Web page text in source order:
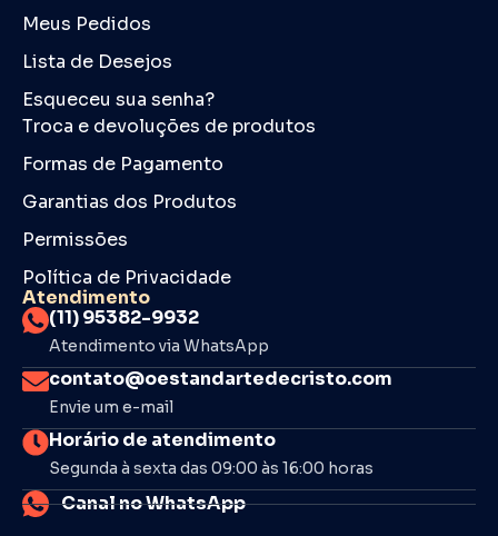
Meus Pedidos
Lista de Desejos
Esqueceu sua senha?
Troca e devoluções de produtos
Formas de Pagamento
Garantias dos Produtos
Permissões
Política de Privacidade
Atendimento
(11) 95382-9932
Atendimento via WhatsApp
contato@oestandartedecristo.com
Envie um e-mail
Horário de atendimento
Segunda à sexta das 09:00 às 16:00 horas
Canal no WhatsApp